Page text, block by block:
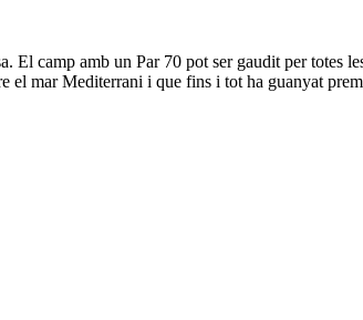
camp amb un Par 70 pot ser gaudit per totes
el mar Mediterrani i que fins i tot ha guanyat